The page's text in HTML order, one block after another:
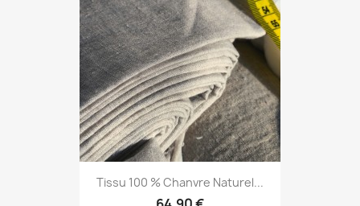
Tissu 100 % Chanvre Naturel...